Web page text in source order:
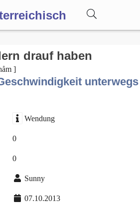
drauf haben
]
Wendung
0
0
Sunny
07.10.2013